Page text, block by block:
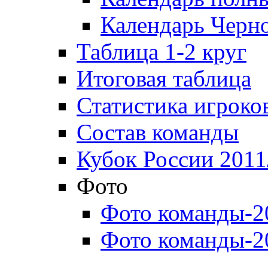
Календарь
Таблица 1-2 круг
Итоговая таблица
Статистика
Состав команды
Кубок России
Фото
Фото команды-
Фото команды-